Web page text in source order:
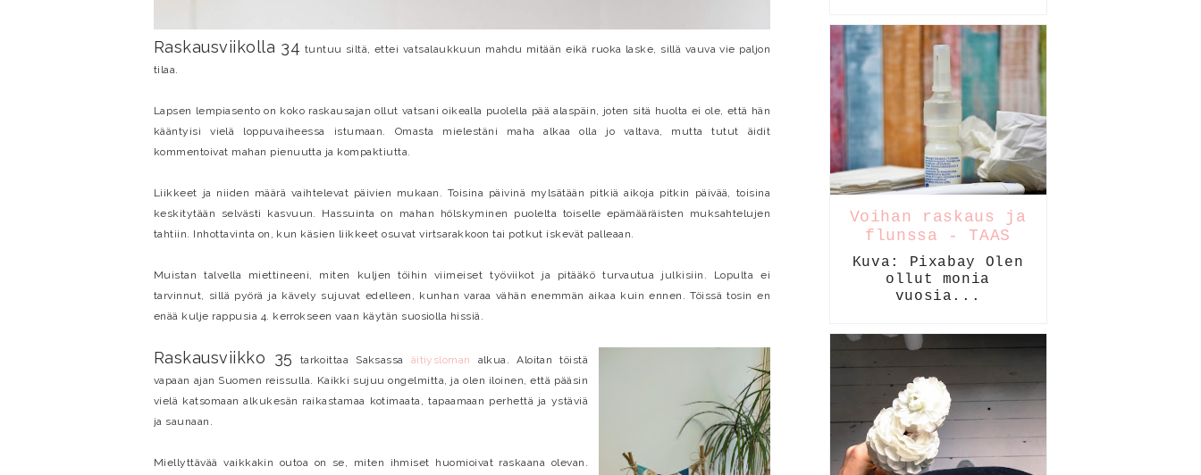
Raskausviikolla 34 tuntuu siltä, ettei vatsalaukkuun mahdu mitään eikä ruoka laske, sillä vauva vie paljon
tilaa.
Lapsen lempiasento on koko raskausajan ollut vatsani oikealla puolella pää alaspäin, joten sitä huolta ei ole, että hän
kääntyisi vielä loppuvaiheessa istumaan. Omasta mielestäni maha alkaa olla jo valtava, mutta tutut äidit
kommentoivat mahan pienuutta ja kompaktiutta.
Liikkeet ja niiden määrä vaihtelevat päivien mukaan. Toisina päivinä mylsätään pitkiä aikoja pitkin päivää, toisina
keskitytään selvästi kasvuun. Hassuinta on mahan hölskyminen puolelta toiselle epämääräisten muksahtelujen
tahtiin. Inhottavinta on, kun käsien liikkeet osuvat virtsarakkoon tai potkut iskevät palleaan.
Muistan talvella miettineeni, miten kuljen töihin viimeiset työviikot ja pitääkö turvautua julkisiin. Lopulta ei
tarvinnut, sillä pyörä ja kävely sujuvat edelleen, kunhan varaa vähän enemmän aikaa kuin ennen. Töissä tosin en
enää kulje rappusia 4. kerrokseen vaan käytän suosiolla hissiä.
Raskausviikko 35 tarkoittaa Saksassa äitiysloman
alkua. Aloitan töistä
vapaan ajan Suomen reissulla. Kaikki sujuu ongelmitta, ja olen iloinen, että pääsin
vielä katsomaan alkukesän raikastamaa kotimaata, tapaamaan perhettä ja ystäviä
ja saunaan.
Miellyttävää vaikkakin outoa on se, miten ihmiset huomioivat raskaana olevan.
Voihan raskaus ja
flunssa - TAAS
Kuva: Pixabay Olen
ollut monia
vuosia...